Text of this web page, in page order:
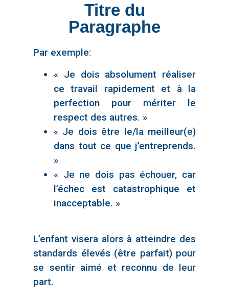
Titre du
Paragraphe
Par exemple:
« Je dois absolument réaliser
ce travail rapidement et à la
perfection pour mériter le
respect des autres. »
« Je dois être le/la meilleur(e)
dans tout ce que j’entreprends.
»
« Je ne dois pas échouer, car
l’échec est catastrophique et
inacceptable. »
L’enfant visera alors à atteindre des
standards élevés (être parfait) pour
se sentir aimé et reconnu de leur
part.